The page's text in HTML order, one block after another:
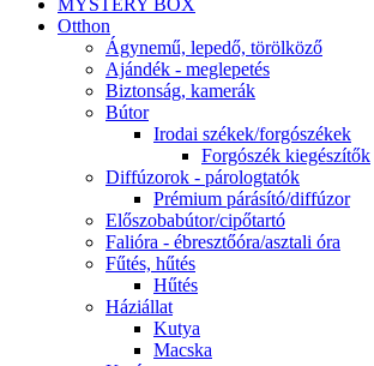
Otthon
Ágynemű, lepedő, törölköző
Ajándék - meglepetés
Biztonság, kamerák
Bútor
Irodai székek/forgószékek
Forgószék kiegészítők
Diffúzorok - párologtatók
Prémium párásító/diffúzor
Előszobabútor/cipőtartó
Falióra - ébresztőóra/asztali óra
Fűtés, hűtés
Hűtés
Háziállat
Kutya
Macska